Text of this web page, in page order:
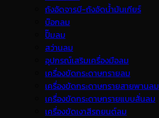
ถังอัดจารบี-ถังอัดน้ำมันเกียร์
บ๊อกลม
ปั๊มลม
สว่านลม
อุปกรณ์เสริมเครื่องมือลม
เครื่องขัดกระดาษทรายลม
เครื่องขัดกระดาษทรายสายพานลม
เครื่องขัดกระดาษทรายแบบสั่นลม
เครื่องขัดเงาสีรถยนต์ลม